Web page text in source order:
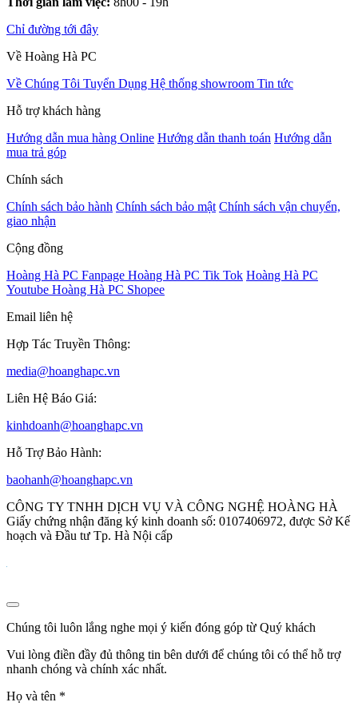
Chỉ đường tới đây
Về Hoàng Hà PC
Về Chúng Tôi Tuyển Dụng Hệ thống showroom Tin tức
Hỗ trợ khách hàng
Hướng dẫn mua hàng Online Hướng dẫn thanh toán Hướng dẫn
mua trả góp
Chính sách
Chính sách bảo hành Chính sách bảo mật Chính sách vận chuyển,
giao nhận
Cộng đồng
Hoàng Hà PC Fanpage Hoàng Hà PC Tik Tok Hoàng Hà PC
Youtube Hoàng Hà PC Shopee
Email liên hệ
Hợp Tác Truyền Thông:
media@hoanghapc.vn
Liên Hệ Báo Giá:
kinhdoanh@hoanghapc.vn
Hỗ Trợ Bảo Hành:
baohanh@hoanghapc.vn
CÔNG TY TNHH DỊCH VỤ VÀ CÔNG NGHỆ HOÀNG HÀ
Giấy chứng nhận đăng ký kinh doanh số: 0107406972, được Sở Kế
hoạch và Đầu tư Tp. Hà Nội cấp
Chúng tôi luôn lắng nghe mọi ý kiến đóng góp từ Quý khách
Vui lòng điền đầy đủ thông tin bên dưới để chúng tôi có thể hỗ trợ
nhanh chóng và chính xác nhất.
Họ và tên *